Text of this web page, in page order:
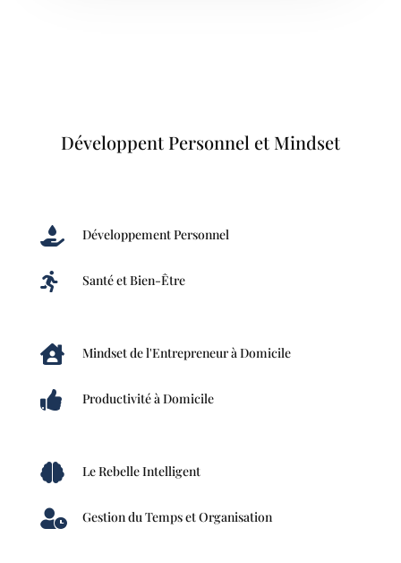
Développent Personnel et Mindset
 Développement Personnel
 Santé et Bien-Être
 Mindset de l'Entrepreneur à Domicile
 Productivité à Domicile
 Le Rebelle Intelligent
 Gestion du Temps et Organisation